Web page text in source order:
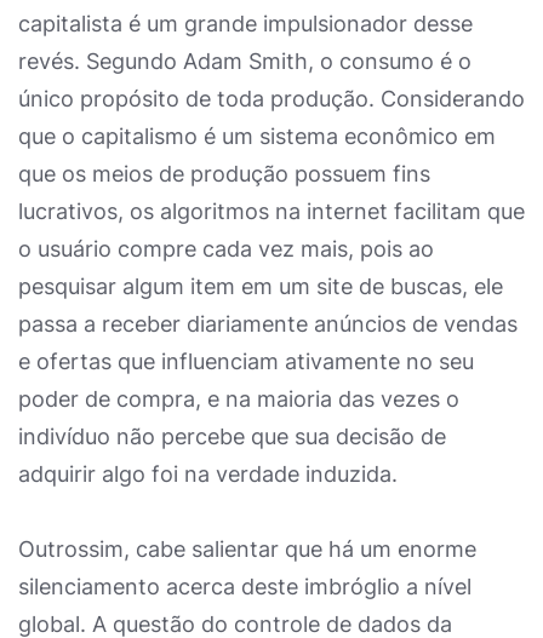
capitalista é um grande impulsionador desse
revés. Segundo Adam Smith, o consumo é o
único propósito de toda produção. Considerando
que o capitalismo é um sistema econômico em
que os meios de produção possuem fins
lucrativos, os algoritmos na internet facilitam que
o usuário compre cada vez mais, pois ao
pesquisar algum item em um site de buscas, ele
passa a receber diariamente anúncios de vendas
e ofertas que influenciam ativamente no seu
poder de compra, e na maioria das vezes o
indivíduo não percebe que sua decisão de
adquirir algo foi na verdade induzida.
Outrossim, cabe salientar que há um enorme
silenciamento acerca deste imbróglio a nível
global. A questão do controle de dados da